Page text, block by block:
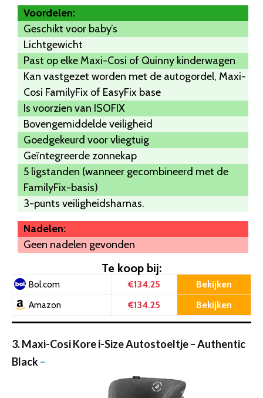
Voordelen:
Geschikt voor baby’s
Lichtgewicht
Past op elke Maxi-Cosi of Quinny kinderwagen
Kan vastgezet worden met de autogordel, Maxi-
Cosi FamilyFix of EasyFix base
Is voorzien van ISOFIX
Bovengemiddelde veiligheid
Goedgekeurd voor vliegtuig
Geïntegreerde zonnekap
5 ligstanden (wanneer gecombineerd met de
FamilyFix-basis)
3-punts veiligheidsharnas.
Nadelen:
Geen nadelen gevonden
Te koop bij:
Bol.com €134.25 Bekijken
Amazon €134.25 Bekijken
3. Maxi-Cosi Kore i-Size Autostoeltje – Authentic
Black–